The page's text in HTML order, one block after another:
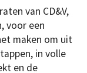
van CD&V,
voor een
maken om uit
in volle
en de